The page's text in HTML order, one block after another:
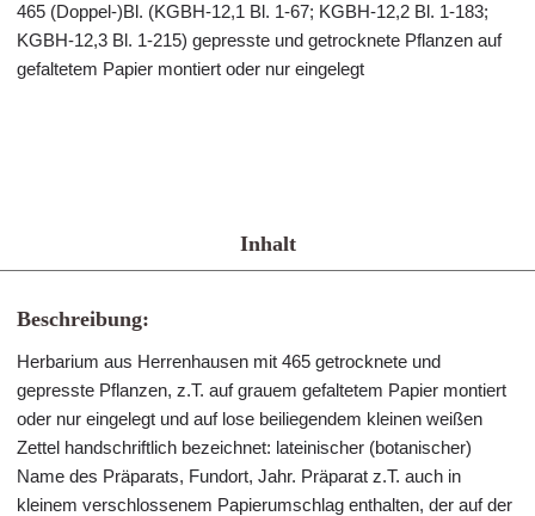
465 (Doppel-)Bl. (KGBH-12,1 Bl. 1-67; KGBH-12,2 Bl. 1-183;
KGBH-12,3 Bl. 1-215) gepresste und getrocknete Pflanzen auf
gefaltetem Papier montiert oder nur eingelegt
Inhalt
Beschreibung:
Herbarium aus Herrenhausen mit 465 getrocknete und
gepresste Pflanzen, z.T. auf grauem gefaltetem Papier montiert
oder nur eingelegt und auf lose beiliegendem kleinen weißen
Zettel handschriftlich bezeichnet: lateinischer (botanischer)
Name des Präparats, Fundort, Jahr. Präparat z.T. auch in
kleinem verschlossenem Papierumschlag enthalten, der auf der